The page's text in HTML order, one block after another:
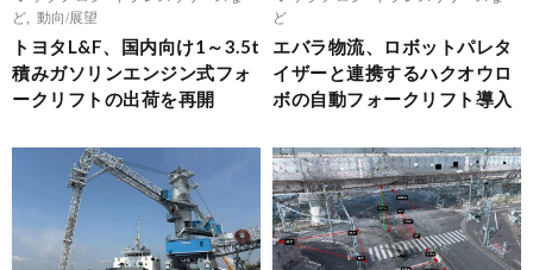
ど
動向/展望
トヨタL&F、国内向け1～3.5t
積みガソリンエンジン式フォ
ークリフトの出荷を再開
ど
エバラ物流、ロボットパレタ
イザーと連携するハクオウロ
ボの自動フォークリフト導入